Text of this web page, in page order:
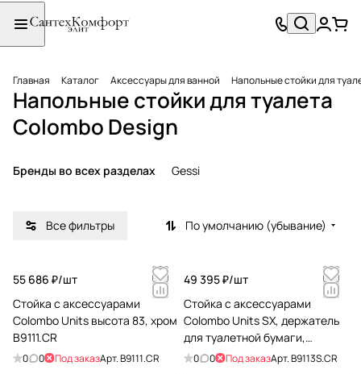
Главная Каталог Аксессуары для ванной Напольные стойки для
Напольные стойки для туалета
Colombo Design
Бренды во всех разделах Gessi
Все фильтры По умолчанию (убывание)
55 686 ₽/шт
Стойка с аксессуарами
Colombo Units высота 83, хром
B9111.CR
0 0 Под заказАрт.B9111.CR
49 395 ₽/шт
Стойка с аксессуарами
Colombo Units SX, держатель
для туалетной бумаги,
мыльница, хром B9113S.CR
0 0 Под заказАрт.B9113S.CR